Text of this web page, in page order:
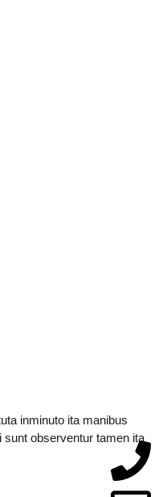
inminuto ita manibus
sunt observentur tamen ita